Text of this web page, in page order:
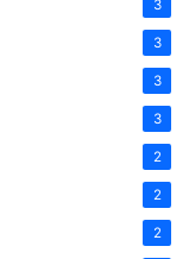
3
3
3
3
2
2
2